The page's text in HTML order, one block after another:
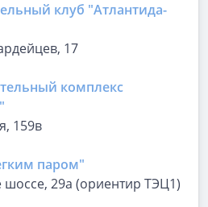
клуб "Атлантида-
17
комплекс
159в
паром"
шоссе, 29а (ориентир ТЭЦ1)